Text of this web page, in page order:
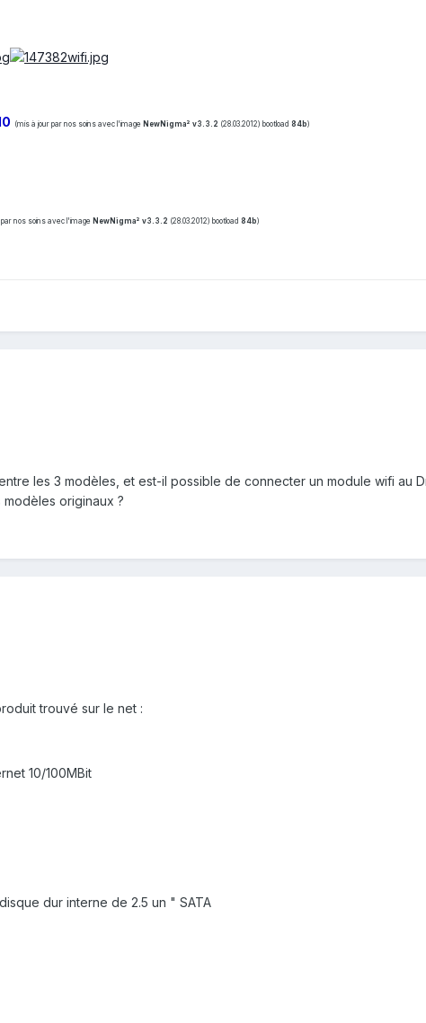
(mis à jour par nos soins avec l'image NewNigma² v3.3.2 (28.03.2012) bootload 84b)
par nos soins avec l'image NewNigma² v3.3.2 (28.03.2012) bootload 84b)
les 3 modèles, et est-il possible de connecter un module wifi au
originaux ?
trouvé sur le net :
10/100MBit
dur interne de 2.5 un " SATA